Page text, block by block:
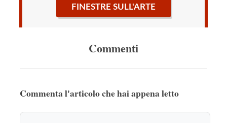
FINESTRE SULL'ARTE
Commenti
Commenta l'articolo che hai appena letto